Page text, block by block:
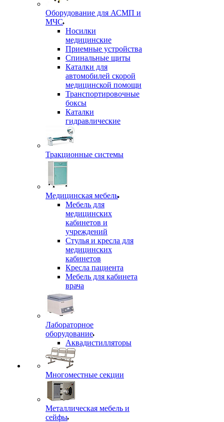
Оборудование для АСМП и
МЧС
Носилки
медицинские
Приемные устройства
Спинальные щиты
Каталки для
автомобилей скорой
медицинской помощи
Транспортировочные
боксы
Каталки
гидравлические
Тракционные системы
Медицинская мебель
Мебель для
медицинских
кабинетов и
учреждений
Стулья и кресла для
медицинских
кабинетов
Кресла пациента
Мебель для кабинета
врача
Лабораторное
оборудование
Аквадистилляторы
Многоместные секции
Металлическая мебель и
сейфы